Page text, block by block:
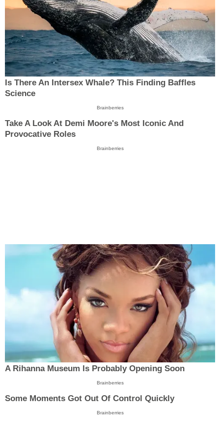
Is There An Intersex Whale? This Finding Baffles
Science
Brainberries
Take A Look At Demi Moore's Most Iconic And
Provocative Roles
Brainberries
A Rihanna Museum Is Probably Opening Soon
Brainberries
Some Moments Got Out Of Control Quickly
Brainberries